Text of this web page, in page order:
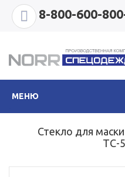
8-800-600-
МЕНЮ
Стекло для
ТС-